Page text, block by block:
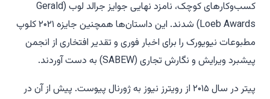
کسب‌وکارهای کوچک، نامزد نهایی جوایز جرالد لوب (Gerald
Loeb Awards) شدند. این داستان‌ها همچنین جایزه ۲۰۲۱ کلوپ
مطبوعات نیویورک را برای اخبار فوری و تقدیر افتخاری از انجمن
پیشبرد ویرایش و نگارش تجاری (SABEW) به دست آوردند.
پیتر در سال ۲۰۱۵ از رویترز نیوز به ژورنال پیوست. پیش از آن در